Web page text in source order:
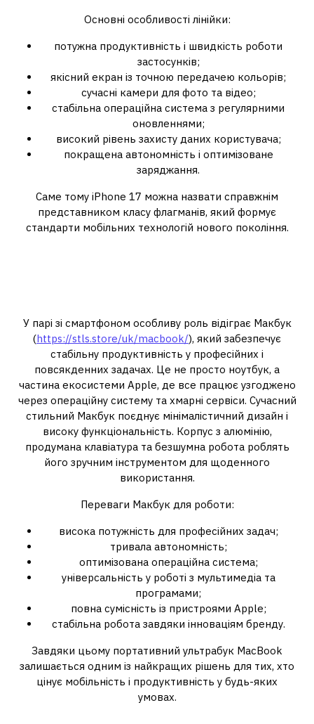
Основні особливості лінійки:
потужна продуктивність і швидкість роботи
застосунків;
якісний екран із точною передачею кольорів;
сучасні камери для фото та відео;
стабільна операційна система з регулярними
оновленнями;
високий рівень захисту даних користувача;
покращена автономність і оптимізоване
заряджання.
Саме тому iPhone 17 можна назвати справжнім
представником класу флагманів, який формує
стандарти мобільних технологій нового покоління.
У парі зі смартфоном особливу роль відіграє Макбук
(https://stls.store/uk/macbook/), який забезпечує
стабільну продуктивність у професійних і
повсякденних задачах. Це не просто ноутбук, а
частина екосистеми Apple, де все працює узгоджено
через операційну систему та хмарні сервіси. Сучасний
стильний Макбук поєднує мінімалістичний дизайн і
високу функціональність. Корпус з алюмінію,
продумана клавіатура та безшумна робота роблять
його зручним інструментом для щоденного
використання.
Переваги Макбук для роботи:
висока потужність для професійних задач;
тривала автономність;
оптимізована операційна система;
універсальність у роботі з мультимедіа та
програмами;
повна сумісність із пристроями Apple;
стабільна робота завдяки інноваціям бренду.
Завдяки цьому портативний ультрабук MacBook
залишається одним із найкращих рішень для тих, хто
цінує мобільність і продуктивність у будь-яких
умовах.